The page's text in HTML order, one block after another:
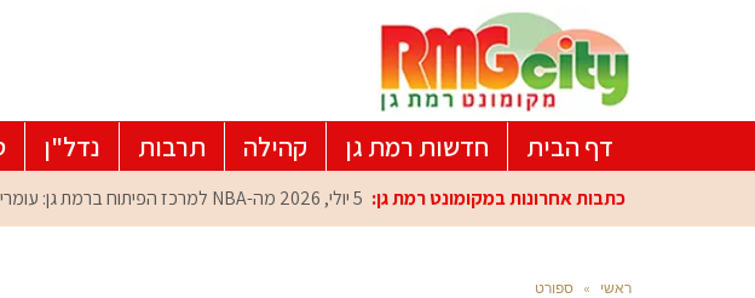
דף הבית חדשות רמת גן קהילה תרבות נדל"ן
כתבות אחרונות במקומונט רמת גן: 5 יולי, 2026 מה-NBA למרכז הפיתוח ברמת גן: עומרי כספי במפגש הוקרה מיוחד
ראשי » ספורט